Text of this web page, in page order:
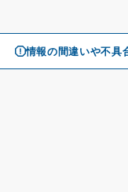
情報の間違いや不具